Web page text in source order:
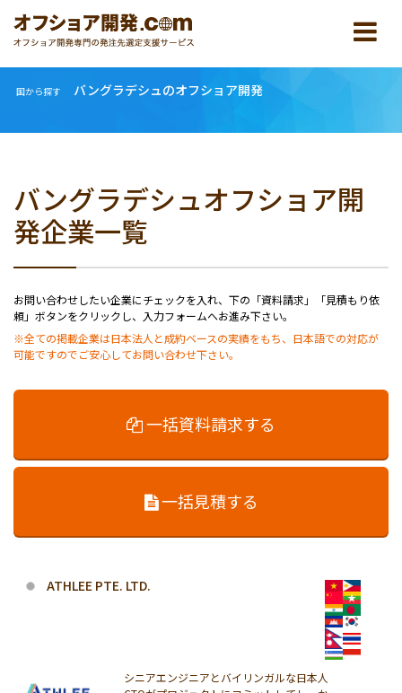
国から探す バングラデシュのオフショア開発
バングラデシュオフショア開
発企業一覧
お問い合わせしたい企業にチェックを入れ、下の「資料請求」「見積もり依
頼」ボタンをクリックし、入力フォームへお進み下さい。
※全ての掲載企業は日本法人と成約ベースの実績をもち、日本語での対応が
可能ですのでご安心してお問い合わせ下さい。
一括資料請求する
一括見積する
ATHLEE PTE. LTD.
シニアエンジニアとバイリンガルな日本人